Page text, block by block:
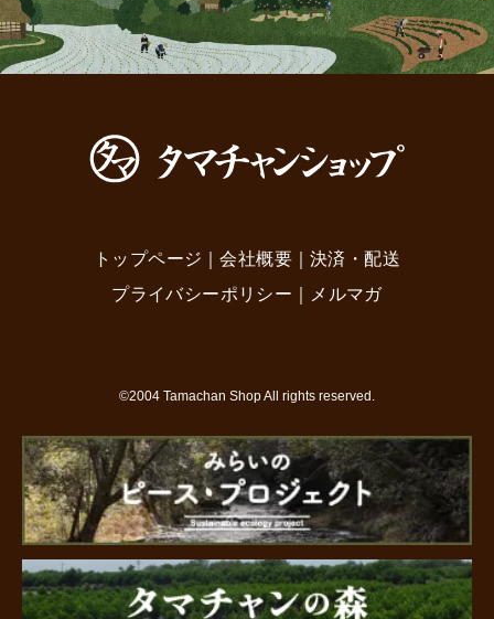
トップページ ｜会社概要
決済・配送
プライバシーポリシー
メルマガ
©2004 Tamachan Shop All rights reserved.